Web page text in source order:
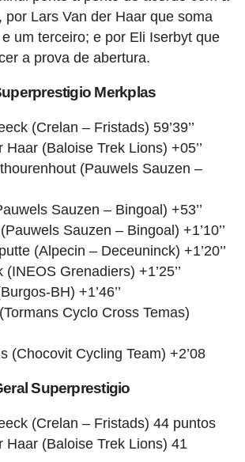
por Lars Van der Haar que soma
um terceiro; e por Eli Iserbyt que
a prova de abertura.
Merkplas
(Crelan – Fristads) 59’39’’
Haar (Baloise Trek Lions) +05’’
(Pauwels Sauzen –
Sauzen – Bingoal) +53’’
Sauzen – Bingoal) +1’10’’
(Alpecin – Deceuninck) +1’20’’
Grenadiers) +1’25’’
BH) +1’46’’
Cyclo Cross Temas)
(Chocovit Cycling Team) +2’08
Superprestigio
(Crelan – Fristads) 44 puntos
Haar (Baloise Trek Lions) 41